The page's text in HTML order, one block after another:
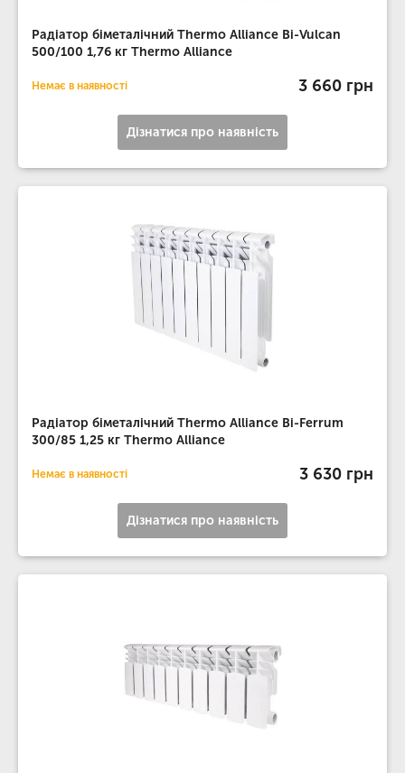
Радіатор біметалічний Thermo Alliance Bi-Vulcan
500/100 1,76 кг Thermo Alliance
Немає в наявності 3 660 грн
Дізнатися про наявність
Радіатор біметалічний Thermo Alliance Bi-Ferrum
300/85 1,25 кг Thermo Alliance
Немає в наявності 3 630 грн
Дізнатися про наявність